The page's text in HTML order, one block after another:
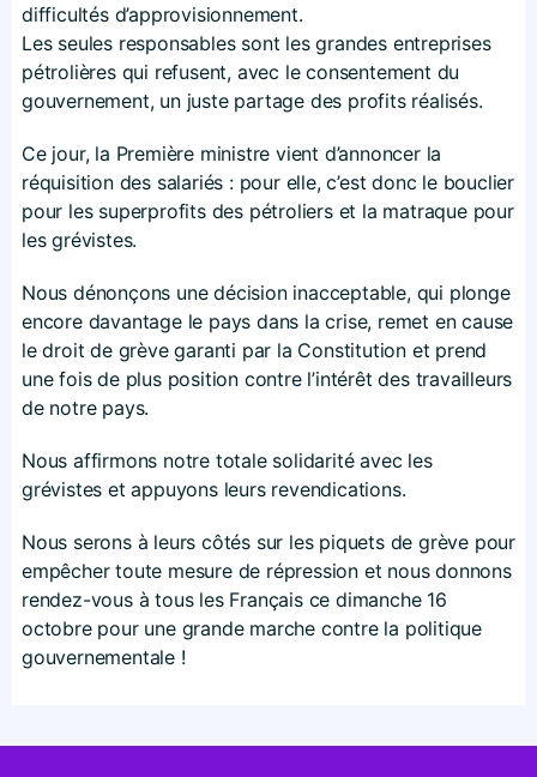
difficultés d’approvisionnement.
Les seules responsables sont les grandes entreprises
pétrolières qui refusent, avec le consentement du
gouvernement, un juste partage des profits réalisés.
Ce jour, la Première ministre vient d’annoncer la
réquisition des salariés : pour elle, c’est donc le bouclier
pour les superprofits des pétroliers et la matraque pour
les grévistes.
Nous dénonçons une décision inacceptable, qui plonge
encore davantage le pays dans la crise, remet en cause
le droit de grève garanti par la Constitution et prend
une fois de plus position contre l’intérêt des travailleurs
de notre pays.
Nous affirmons notre totale solidarité avec les
grévistes et appuyons leurs revendications.
Nous serons à leurs côtés sur les piquets de grève pour
empêcher toute mesure de répression et nous donnons
rendez-vous à tous les Français ce dimanche 16
octobre pour une grande marche contre la politique
gouvernementale !